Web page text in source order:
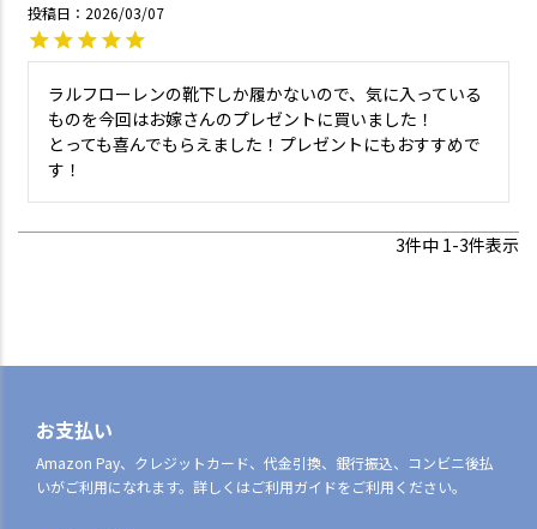
投稿日
2026/03/07
ラルフローレンの靴下しか履かないので、気に入っている
ものを今回はお嫁さんのプレゼントに買いました！
とっても喜んでもらえました！プレゼントにもおすすめで
す！
3件中 1-3件表示
お支払い
Amazon Pay、クレジットカード、代金引換、銀行振込、コンビニ後払
いがご利用になれます。詳しくはご利用ガイドをご利用ください。